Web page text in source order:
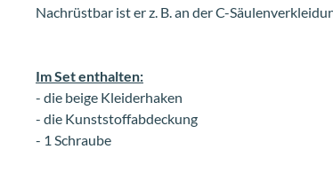
Nachrüstbar ist er z. B. an der C-
Im Set enthalten:
- die beige Kleiderhaken
- die Kunststoffabdeckung
- 1 Schraube